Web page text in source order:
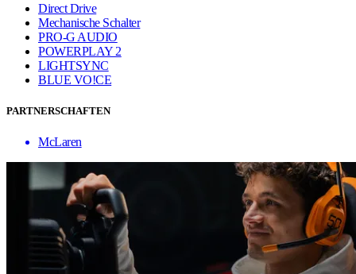
Direct Drive
Mechanische Schalter
PRO-G AUDIO
POWERPLAY 2
LIGHTSYNC
BLUE VO!CE
PARTNERSCHAFTEN
McLaren